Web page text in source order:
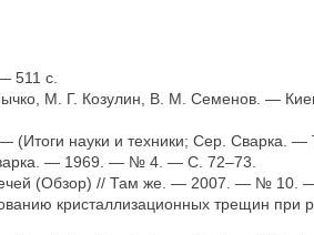
511 с.
М. Г. Козулин, В. М. Семенов. —
науки и техники; Сер. Сварка. —
— 1969. — № 4. — С. 72–73.
(Обзор) // Там же. — 2007. — № 10.
кристаллизационных трещин при